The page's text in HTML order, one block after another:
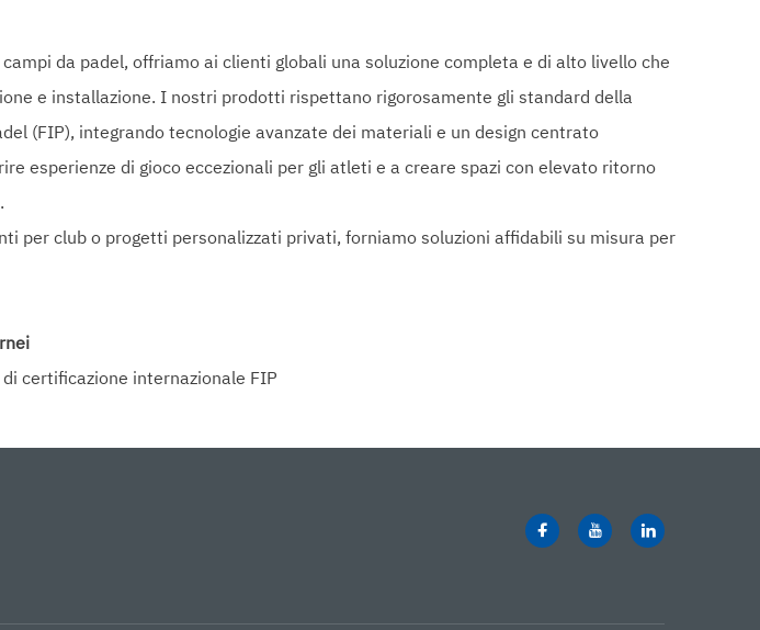
da padel, offriamo ai clienti globali una soluzione completa e di alto livello che
e installazione. I nostri prodotti rispettano rigorosamente gli standard della
(FIP), integrando tecnologie avanzate dei materiali e un design centrato
esperienze di gioco eccezionali per gli atleti e a creare spazi con elevato ritorno
per club o progetti personalizzati privati, forniamo soluzioni affidabili su misura per
certificazione internazionale FIP
costanti di livello professionale
tra interni ed esterni